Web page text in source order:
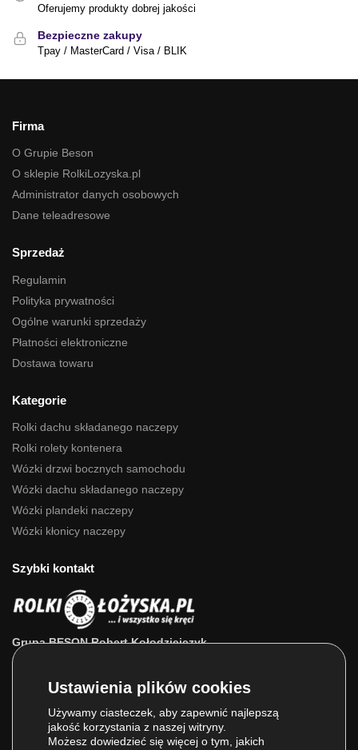
Oferujemy produkty dobrej jakości
Bezpieczne zakupy
Tpay / MasterCard / Visa / BLIK
Firma
O Grupie Beson
O sklepie RolkiLozyska.pl
Administrator danych osobowych
Dane teleadresowe
Sprzedaż
Regulamin
Polityka prywatności
Ogólne warunki sprzedaży
Płatności elektroniczne
Dostawa towaru
Kategorie
Rolki dachu składanego naczepy
Rolki rolety kontenera
Wózki drzwi bocznych samochodu
Wózki dachu składanego naczepy
Wózki plandeki naczepy
Wózki kłonicy naczepy
Szybki kontakt
Grupa BESON Robert Kołodziejczyk
ul. Powstańców Wlkp. 63a
E-mail:sklep@rolkilozyska.pl
Używamy ciasteczek, aby zapewnić najlepszą
jakość korzystania z naszej witryny.
Możesz dowiedzieć się więcej o tym, jakich